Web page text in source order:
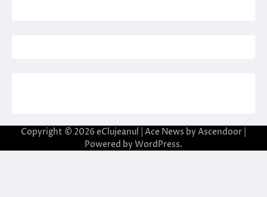
Copyright © 2026 eClujeanul | Ace News by Ascendoor
Powered by WordPress.